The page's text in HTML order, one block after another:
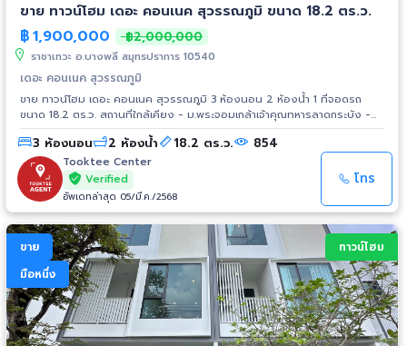
ขาย ทาวน์โฮม เดอะ คอนเนค สุวรรณภูมิ ขนาด 18.2 ตร.ว.
฿1,900,000 ฿2,000,000
ราชาเทวะ อ.บางพลี สมุทรปราการ 10540
เดอะ คอนเนค สุวรรณภูมิ
ขาย ทาวน์โฮม เดอะ คอนเนค สุวรรณภูมิ 3 ห้องนอน 2 ห้องน้ำ 1 ที่จอดรถ
ขนาด 18.2 ตร.ว. สถานที่ใกล้เคียง - ม.พระจอมเกล้าเจ้าคุณทหารลาดกระบัง -
ม.หัวเฉียวเฉลิมพระเกียรติ - ม.รามคำแหง วิทยาเขตบางนา2 - ห้างสรรพสินค้า
- โฮมโปร - เมกะ บางนา - เซ็นทรัล บางนา - บิ๊กซี บางนา - สนามบิน
สุวรรณภูมิ
3 ห้องนอน 2 ห้องน้ำ 18.2 ตร.ว. 854
Tooktee Center
Verified
อัพเดทล่าสุด 05/มี.ค./2568
โทร
ขาย
มือหนึ่ง
ทาวน์โฮม